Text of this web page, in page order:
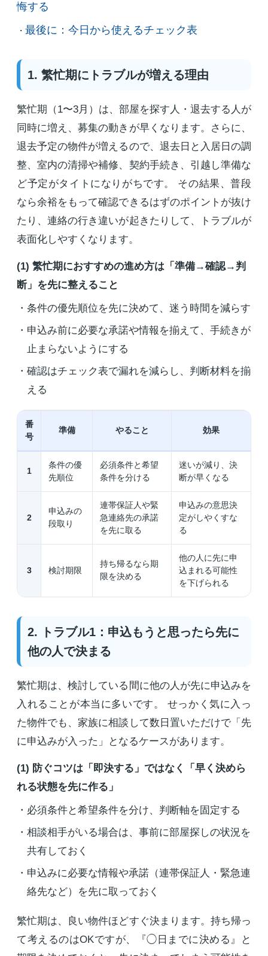
悔する
・ 最後に：今日から使えるチェック表
1. 繁忙期にトラブルが増える理由
繁忙期（1〜3月）は、部屋を探す人・退去する人が
同時に増え、募集の動きが早くなります。さらに、
退去予定の物件が増えるので、退去日と入居日の調
整、室内の清掃や補修、契約手続き、引越し準備な
ど予定がタイトになりがちです。 その結果、普段
なら余裕をもって確認できるはずのポイントが抜け
たり、連絡の行き違いが起きたりして、トラブルが
表面化しやすくなります。
(1) 繁忙期におすすめの進め方は「準備→確認→判
断」を先に整えること
条件の優先順位を先に決めて、迷う時間を減らす
申込み前に必要な承諾や情報を揃えて、手続きが
止まらないようにする
確認はチェック表で漏れを減らし、判断材料を揃
える
番
号
準備 やること 効果
1
条件の優
先順位
必須条件と希望
条件を分ける
迷いが減り、決
断が早くなる
2
申込みの
段取り
連帯保証人や緊
急連絡先の承諾
を先に取る
申込みの意思決
定がしやくすな
る
3 検討期限
持ち帰るなら期
限を決める
他の人に先に申
込まれる可能性
を下げられる
2. トラブル1：申込もうと思ったら先に
他の人で決まる
繁忙期は、検討している間に他の人が先に申込みを
入れることが本当に多いです。 せっかく気に入っ
た物件でも、家族に相談して数日置いただけで「先
に申込みが入った」となるケースがあります。
(1) 防ぐコツは「即決する」ではなく「早く決めら
れる状態を先に作る」
必須条件と希望条件を分け、判断軸を固定する
相談相手がいる場合は、事前に部屋探しの状況を
共有しておく
申込みに必要な情報や承諾（連帯保証人・緊急連
絡先など）を先に取っておく
繁忙期は、良い物件ほどすぐ決まります。持ち帰っ
て考えるのはOKですが、『◯日までに決める』と